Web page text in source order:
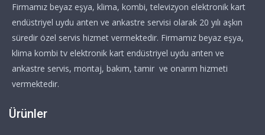
Firmamız beyaz eşya, klima, kombi, televizyon elektronik kart
endüstriyel uydu anten ve ankastre servisi olarak 20 yılı aşkın
süredir özel servis hizmet vermektedir. Firmamız beyaz eşya,
klima kombi tv elektronik kart endüstriyel uydu anten ve
ankastre servis, montaj, bakım, tamir ve onarım hizmeti
vermektedir.
Ürünler